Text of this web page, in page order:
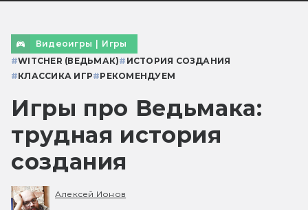
Видеоигры | Игры
#WITCHER (ВЕДЬМАК)# ИСТОРИЯ СОЗДАНИЯ
#КЛАССИКА ИГР#РЕКОМЕНДУЕМ
Игры про Ведьмака:
трудная история
создания
Алексей Ионов